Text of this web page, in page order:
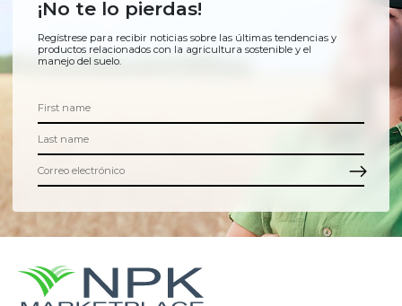
¡No te lo pierdas!
Regístrese para recibir noticias sobre las últimas tendencias y
productos relacionados con la agricultura sostenible y el
manejo del suelo.